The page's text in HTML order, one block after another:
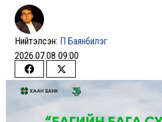
Нийтэлсэн: П Баянбилэг
2026.07.08 09:00
Share
on
Share
on
Twitter